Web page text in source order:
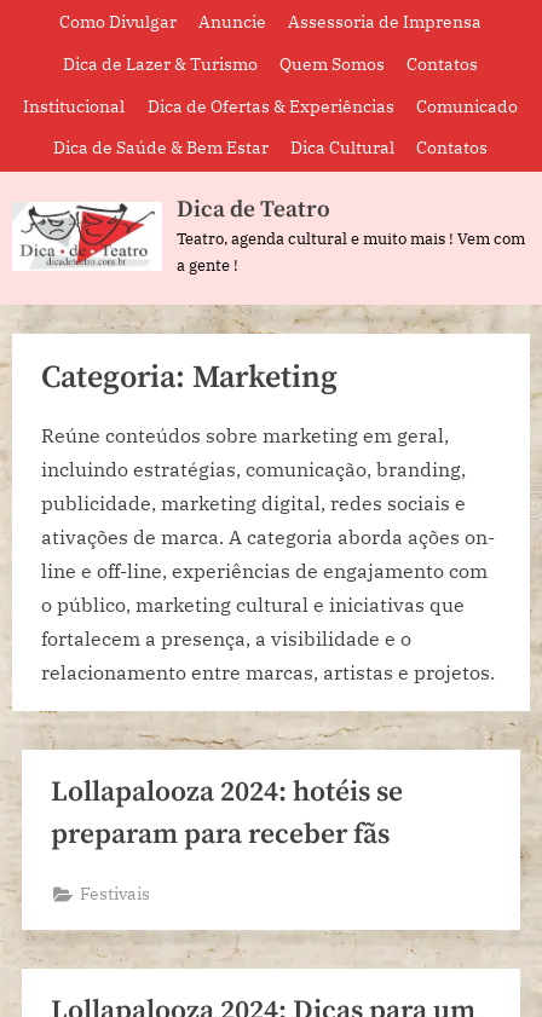
Como Divulgar Anuncie
Assessoria de Imprensa
Dica de Lazer & Turismo
Quem Somos
Contatos
Institucional
Dica de Ofertas & Experiências
Comunicado
Dica de Saúde & Bem Estar
Dica Cultural Contatos
Dica de Teatro
Teatro, agenda cultural e muito mais ! Vem com
a gente !
Categoria: Marketing
Reúne conteúdos sobre marketing em geral,
incluindo estratégias, comunicação, branding,
publicidade, marketing digital, redes sociais e
ativações de marca. A categoria aborda ações on-
line e off-line, experiências de engajamento com
o público, marketing cultural e iniciativas que
fortalecem a presença, a visibilidade e o
relacionamento entre marcas, artistas e projetos.
Lollapalooza 2024: hotéis se
preparam para receber fãs
Festivais